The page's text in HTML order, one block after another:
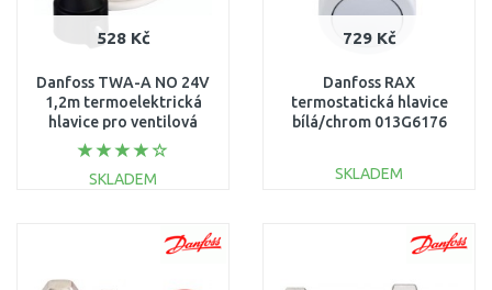
528 Kč
Danfoss TWA-A NO 24V
1,2m termoelektrická
hlavice pro ventilová
tělesa RA 088H3111
SKLADEM
729 Kč
Danfoss RAX
termostatická hlavice
bílá/chrom 013G6176
SKLADEM